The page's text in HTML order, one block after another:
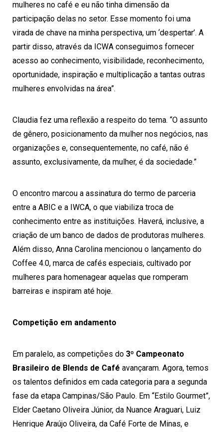
mulheres no café e eu não tinha dimensão da
participação delas no setor. Esse momento foi uma
virada de chave na minha perspectiva, um ‘despertar’. A
partir disso, através da ICWA conseguimos fornecer
acesso ao conhecimento, visibilidade, reconhecimento,
oportunidade, inspiração e multiplicação a tantas outras
mulheres envolvidas na área”.
Claudia fez uma reflexão a respeito do tema. “O assunto
de gênero, posicionamento da mulher nos negócios, nas
organizações e, consequentemente, no café, não é
assunto, exclusivamente, da mulher, é da sociedade.”
O encontro marcou a assinatura do termo de parceria
entre a ABIC e a IWCA, o que viabiliza troca de
conhecimento entre as instituições. Haverá, inclusive, a
criação de um banco de dados de produtoras mulheres.
Além disso, Anna Carolina mencionou o lançamento do
Coffee 4.0, marca de cafés especiais, cultivado por
mulheres para homenagear aquelas que romperam
barreiras e inspiram até hoje.
Competição em andamento
Em paralelo, as competições do 3º Campeonato
Brasileiro de Blends de Café avançaram. Agora, temos
os talentos definidos em cada categoria para a segunda
fase da etapa Campinas/São Paulo. Em “Estilo Gourmet”,
Elder Caetano Oliveira Júnior, da Nuance Araguari, Luiz
Henrique Araújo Oliveira, da Café Forte de Minas, e